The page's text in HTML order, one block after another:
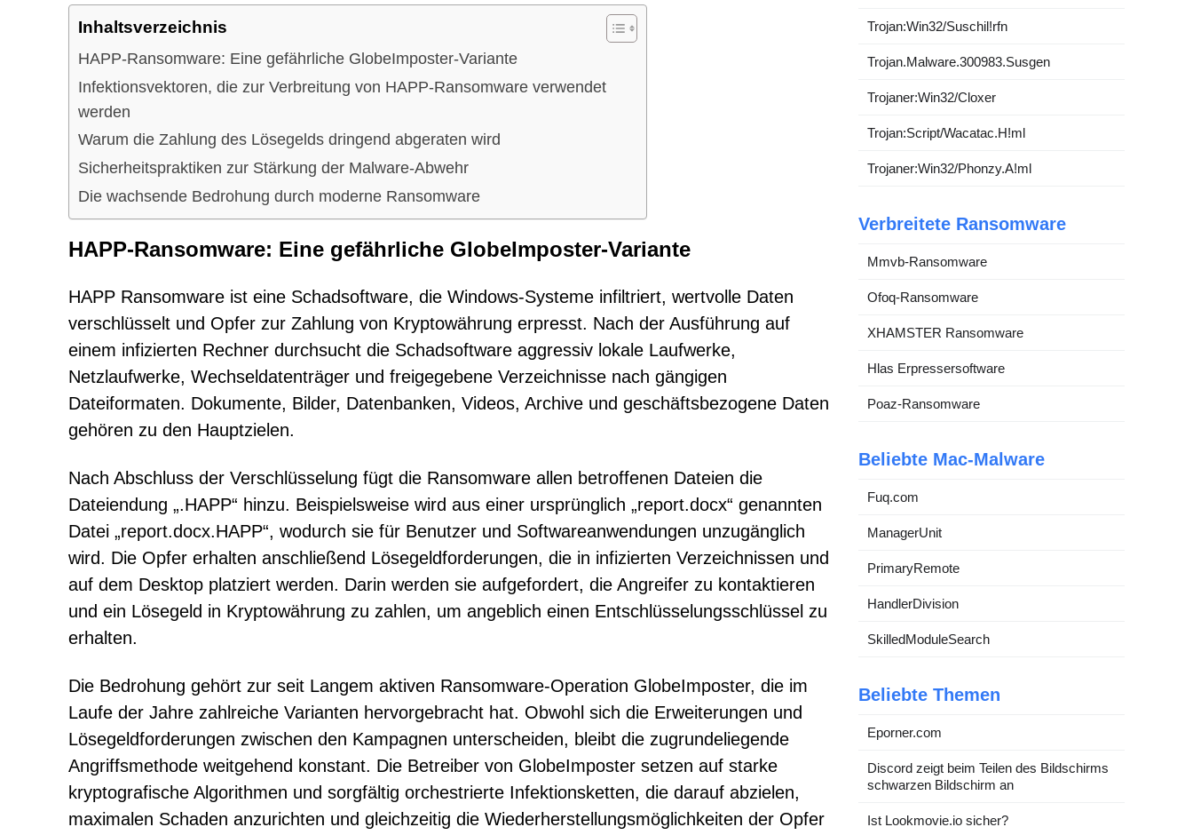
Inhaltsverzeichnis
HAPP-Ransomware: Eine gefährliche GlobeImposter-Variante
Infektionsvektoren, die zur Verbreitung von HAPP-Ransomware verwendet
werden
Warum die Zahlung des Lösegelds dringend abgeraten wird
Sicherheitspraktiken zur Stärkung der Malware-Abwehr
Die wachsende Bedrohung durch moderne Ransomware
HAPP-Ransomware: Eine gefährliche GlobeImposter-Variante
HAPP Ransomware ist eine Schadsoftware, die Windows-Systeme infiltriert, wertvolle Daten
verschlüsselt und Opfer zur Zahlung von Kryptowährung erpresst. Nach der Ausführung auf
einem infizierten Rechner durchsucht die Schadsoftware aggressiv lokale Laufwerke,
Netzlaufwerke, Wechseldatenträger und freigegebene Verzeichnisse nach gängigen
Dateiformaten. Dokumente, Bilder, Datenbanken, Videos, Archive und geschäftsbezogene Daten
gehören zu den Hauptzielen.
Nach Abschluss der Verschlüsselung fügt die Ransomware allen betroffenen Dateien die
Dateiendung „.HAPP“ hinzu. Beispielsweise wird aus einer ursprünglich „report.docx“ genannten
Datei „report.docx.HAPP“, wodurch sie für Benutzer und Softwareanwendungen unzugänglich
wird. Die Opfer erhalten anschließend Lösegeldforderungen, die in infizierten Verzeichnissen und
auf dem Desktop platziert werden. Darin werden sie aufgefordert, die Angreifer zu kontaktieren
und ein Lösegeld in Kryptowährung zu zahlen, um angeblich einen Entschlüsselungsschlüssel zu
erhalten.
Die Bedrohung gehört zur seit Langem aktiven Ransomware-Operation GlobeImposter, die im
Laufe der Jahre zahlreiche Varianten hervorgebracht hat. Obwohl sich die Erweiterungen und
Lösegeldforderungen zwischen den Kampagnen unterscheiden, bleibt die zugrundeliegende
Angriffsmethode weitgehend konstant. Die Betreiber von GlobeImposter setzen auf starke
kryptografische Algorithmen und sorgfältig orchestrierte Infektionsketten, die darauf abzielen,
maximalen Schaden anzurichten und gleichzeitig die Wiederherstellungsmöglichkeiten der Opfer
Trojan:Win32/Suschil!rfn
Trojan.Malware.300983.Susgen
Trojaner:Win32/Cloxer
Trojan:Script/Wacatac.H!ml
Trojaner:Win32/Phonzy.A!ml
Verbreitete Ransomware
Mmvb-Ransomware
Ofoq-Ransomware
XHAMSTER Ransomware
Hlas Erpressersoftware
Poaz-Ransomware
Beliebte Mac-Malware
Fuq.com
ManagerUnit
PrimaryRemote
HandlerDivision
SkilledModuleSearch
Beliebte Themen
Eporner.com
Discord zeigt beim Teilen des Bildschirms
schwarzen Bildschirm an
Ist Lookmovie.io sicher?